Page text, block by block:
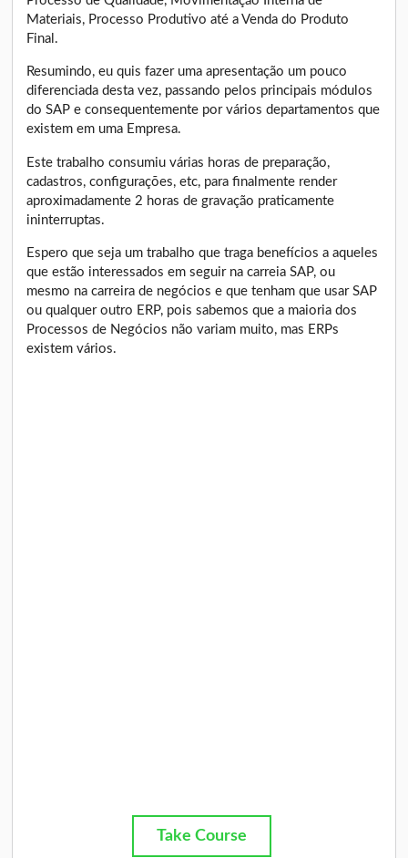
Materiais, Processo Produtivo até a Venda do Produto
Final.
Resumindo, eu quis fazer uma apresentação um pouco
diferenciada desta vez, passando pelos principais módulos
do SAP e consequentemente por vários departamentos que
existem em uma Empresa.
Este trabalho consumiu várias horas de preparação,
cadastros, configurações, etc, para finalmente render
aproximadamente 2 horas de gravação praticamente
ininterruptas.
Espero que seja um trabalho que traga benefícios a aqueles
que estão interessados em seguir na carreia SAP, ou
mesmo na carreira de negócios e que tenham que usar SAP
ou qualquer outro ERP, pois sabemos que a maioria dos
Processos de Negócios não variam muito, mas ERPs
existem vários.
Take Course